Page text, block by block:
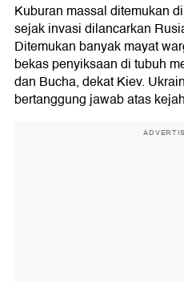
Kuburan massal ditemukan
sejak invasi dilancarkan
Ditemukan banyak mayat
bekas penyiksaan di tubuh
dan Bucha, dekat Kiev.
bertanggung jawab atas